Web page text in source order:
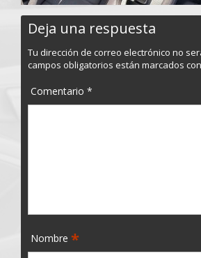
Deja una respuesta
Tu dirección de correo electrónico no
campos obligatorios están marcados con
Comentario *
Nombre *